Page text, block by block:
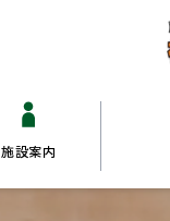
施設案内